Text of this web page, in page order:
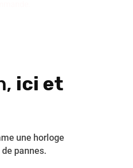
ici et
une horloge
pannes.